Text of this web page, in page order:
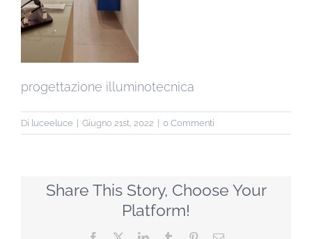
progettazione illuminotecnica
Di luceeluce Giugno 21st, 2022 0 Commenti
Share This Story, Choose Your
Platform!